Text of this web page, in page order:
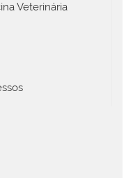
Veterinária